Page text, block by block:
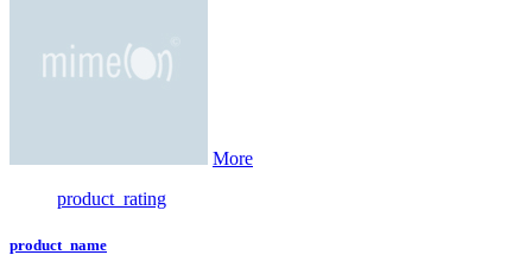
More
product_rating
product_name